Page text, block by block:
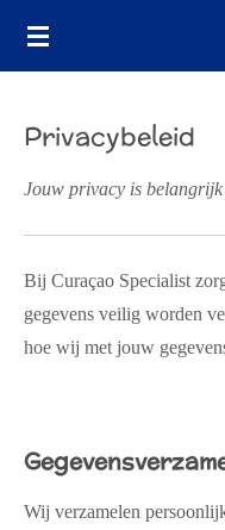
Ga
de
hoofdinhoud
Privacybeleid
Jouw privacy is
Bij Curaçao Specialist
gegevens veilig worden
hoe wij met jouw
Wij verzamelen